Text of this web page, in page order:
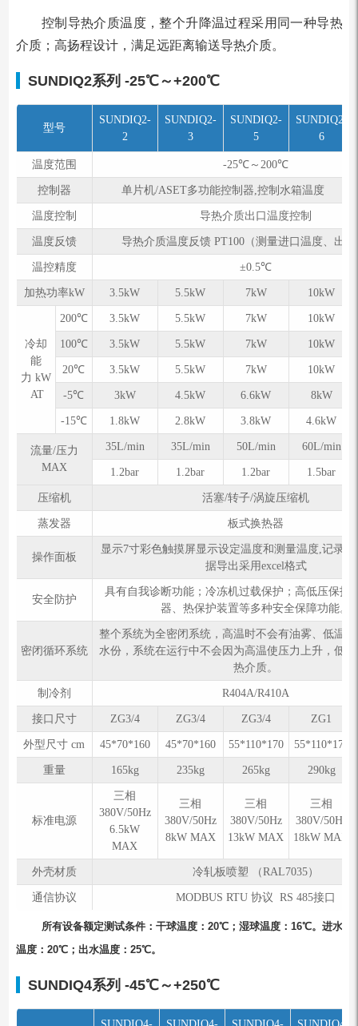
控制导热介质温度，整个升降温过程采⽤同⼀种导热
介质；⾼扬程设计，满⾜远距离输送导热介质。
SUNDIQ2系列 -25℃～+200℃
型号
SUNDIQ2-
2
SUNDIQ2-
3
SUNDIQ2-
5
SUNDIQ2-
6
温度范围 -25℃～200℃
控制器 单⽚机/ASET多功能控制器,控制⽔箱温度
温度控制 导热介质出口温度控制
温度反馈 导热介质温度反馈 PT100（测量进口温度、出
温控精度 ±0.5℃
加热功率kW 3.5kW 5.5kW 7kW 10kW
冷却
能
力 kW
AT
200℃ 3.5kW 5.5kW 7kW 10kW
100℃ 3.5kW 5.5kW 7kW 10kW
20℃ 3.5kW 5.5kW 7kW 10kW
-5℃ 3kW 4.5kW 6.6kW 8kW
-15℃ 1.8kW 2.8kW 3.8kW 4.6kW
流量/压力
MAX
35L/min 35L/min 50L/min 60L/min
1.2bar 1.2bar 1.2bar 1.5bar
压缩机 活塞/转子/涡旋压缩机
蒸发器 板式换热器
操作面板
显示7寸彩色触摸屏显示设定温度和测量温度,记录
据导出采用excel格式
安全防护
具有自我诊断功能；冷冻机过载保护；高低压保护
器、热保护装置等多种安全保障功能。
密闭循环系统
整个系统为全密闭系统，高温时不会有油雾、低温
水份，系统在运行中不会因为高温使压力上升，低
热介质。
制冷剂 R404A/R410A
接口尺寸 ZG3/4 ZG3/4 ZG3/4 ZG1
外型尺寸 cm 45*70*160 45*70*160 55*110*170 55*110*170
重量 165kg 235kg 265kg 290kg
标准电源
三相
380V/50Hz
6.5kW
MAX
三相
380V/50Hz
8kW MAX
三相
380V/50Hz
13kW MAX
三相
380V/50Hz
18kW MAX
外壳材质 冷轧板喷塑 （RAL7035）
通信协议 MODBUS RTU 协议 RS 485接口
所有设备额定测试条件：⼲球温度：20℃；湿球温度：16℃。进⽔
温度：20℃；出⽔温度：25℃。
SUNDIQ4系列 -45℃～+250℃